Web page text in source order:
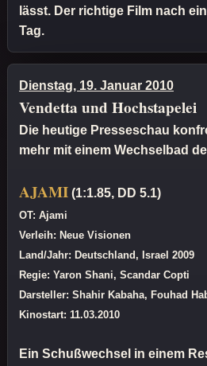
lässt. Der richtige Film nach
Tag.
Dienstag, 19. Januar 2010
Vendetta und Hochstapelei
Die heutige Presseschau
mehr mit einem Wechselbad
AJAMI (1:1.85, DD 5.1)
OT: Ajami
Verleih: Neue Visionen
Land/Jahr: Deutschland, Israel 2009
Regie: Yaron Shani, Scandar Copti
Darsteller: Shahir Kabaha, Fouhad
Kinostart: 11.03.2010
Ein Schußwechsel in einem